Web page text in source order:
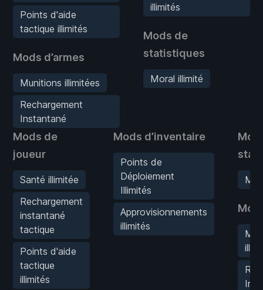
Points d'aide
tactique illimités
Mods d’armes
Munitions illimitées
Rechargement
Instantané
illimités
Mods de
statistiques
Moral illimité
Mods de
joueur
Santé illimitée
Rechargement
instantané
tactique
Points d'aide
tactique
illimités
Mods d’inventaire
Points de
Déploiement
Illimités
Approvisionnements
illimités